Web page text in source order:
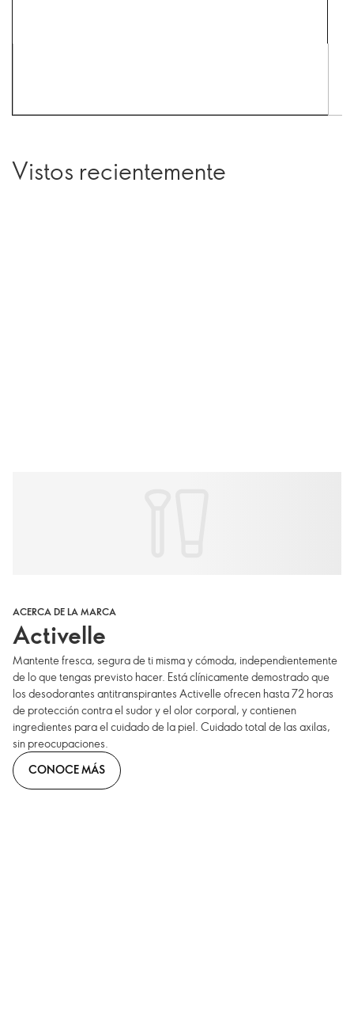
Vistos recientemente
ACERCA DE LA MARCA
Activelle
Mantente fresca, segura de ti misma y cómoda, independientemente
de lo que tengas previsto hacer. Está clínicamente demostrado que
los desodorantes antitranspirantes Activelle ofrecen hasta 72 horas
de protección contra el sudor y el olor corporal, y contienen
ingredientes para el cuidado de la piel. Cuidado total de las axilas,
sin preocupaciones.
CONOCE MÁS